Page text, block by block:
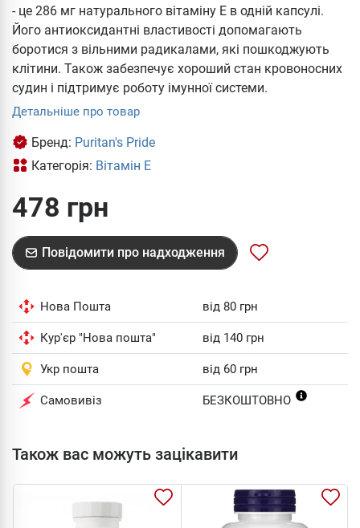
- це 286 мг натурального вітаміну Е в одній капсулі.
Його антиоксидантні властивості допомагають
боротися з вільними радикалами, які пошкоджують
клітини. Також забезпечує хороший стан кровоносних
судин і підтримує роботу імунної системи.
Детальніше про товар
Бренд: Puritan's Pride
Категорія: Вітамін Е
478 грн
Повідомити про надходження
Нова Пошта від 80 грн
Кур'єр "Нова пошта" від 140 грн
Укр пошта від 60 грн
Самовивіз БЕЗКОШТОВНО
Також вас можуть зацікавити